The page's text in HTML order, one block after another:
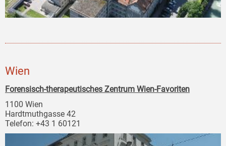
Wien
Forensisch-therapeutisches Zentrum Wien-Favoriten
1100 Wien
Hardtmuthgasse 42
Telefon: +43 1 60121